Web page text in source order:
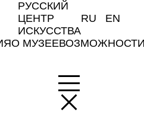
РУССКИЙ
ЦЕНТР
ИСКУССТВА
RU EN
О МУЗЕЕВОЗМОЖНОСТИ